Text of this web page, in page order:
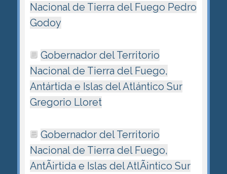
Nacional de Tierra del Fuego Pedro
Godoy
Gobernador del Territorio
Nacional de Tierra del Fuego,
Antártida e Islas del Atlántico Sur
Gregorio Lloret
Gobernador del Territorio
Nacional de Tierra del Fuego,
AntÃ¡rtida e Islas del AtlÃ¡ntico Sur